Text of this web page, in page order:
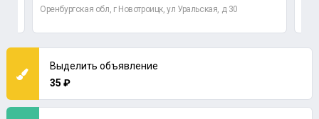
Оренбургская обл, г Новотроицк, ул Уральская, д 30
Выделить объявление
35 ₽